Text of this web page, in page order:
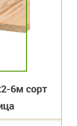
6м сорт